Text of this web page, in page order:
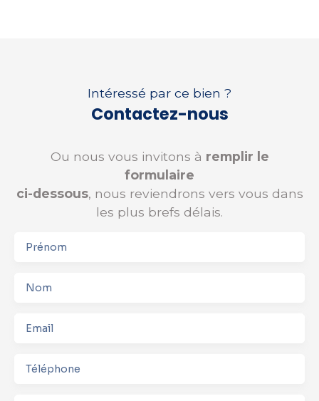
Intéressé par ce bien ?
Contactez-nous
Ou nous vous invitons à remplir le
formulaire
ci-dessous, nous reviendrons vers vous dans
les plus brefs délais.
Prénom
Nom
Email
Téléphone